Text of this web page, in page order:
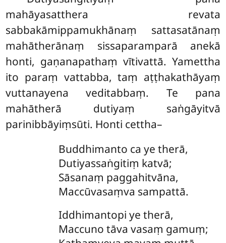
mahāyasatthera revata
sabbakāmippamukhānaṃ sattasatānaṃ
mahātherānaṃ sissaparamparā anekā
honti, gaṇanapathaṃ vītivattā. Yamettha
ito paraṃ vattabba, taṃ aṭṭhakathāyaṃ
vuttanayena veditabbaṃ. Te pana
mahātherā dutiyaṃ saṅgāyitvā
parinibbāyiṃsūti. Honti cettha–
Buddhimanto ca ye therā,
Dutiyassaṅgitiṃ katvā;
Sāsanaṃ paggahitvāna,
Maccūvasaṃva sampattā.
Iddhimantopi ye therā,
Maccuno tāva vasaṃ gamuṃ;